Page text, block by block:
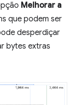
Melhorar a
que podem ser
desperdiçar
bytes extras